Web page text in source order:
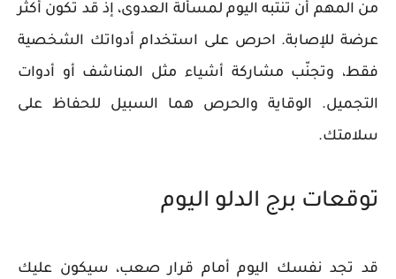
من المهم أن تنتبه اليوم لمسألة العدوى، إذ قد تكون أكثر
عرضة للإصابة. احرص على استخدام أدواتك الشخصية
فقط، وتجنّب مشاركة أشياء مثل المناشف أو أدوات
التجميل. الوقاية والحرص هما السبيل للحفاظ على
سلامتك.
توقعات برج الدلو اليوم
قد تجد نفسك اليوم أمام قرار صعب، سيكون عليك